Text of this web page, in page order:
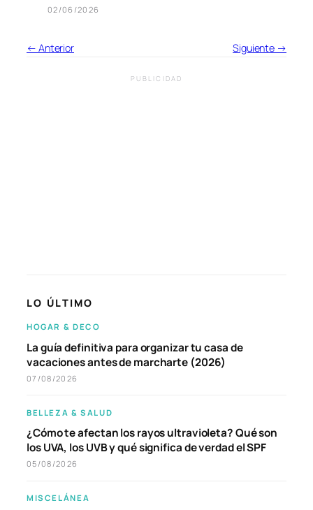
02/06/2026
← Anterior Siguiente →
PUBLICIDAD
LO ÚLTIMO
HOGAR & DECO
La guía definitiva para organizar tu casa de
vacaciones antes de marcharte (2026)
07/08/2026
BELLEZA & SALUD
¿Cómo te afectan los rayos ultravioleta? Qué son
los UVA, los UVB y qué significa de verdad el SPF
05/08/2026
MISCELÁNEA